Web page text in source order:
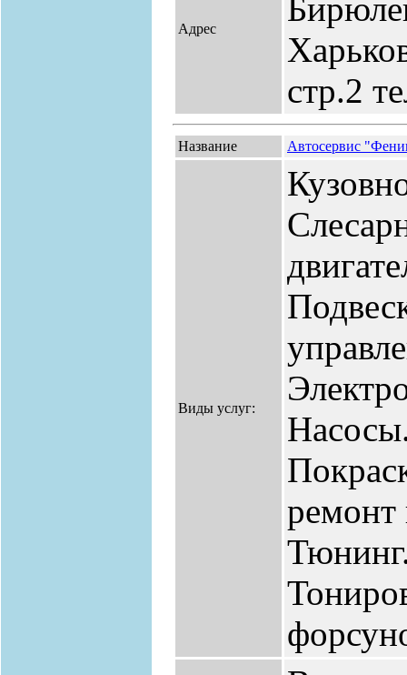
Адрес
стр.2
Название Автосервис
Виды услуг:
ремонт